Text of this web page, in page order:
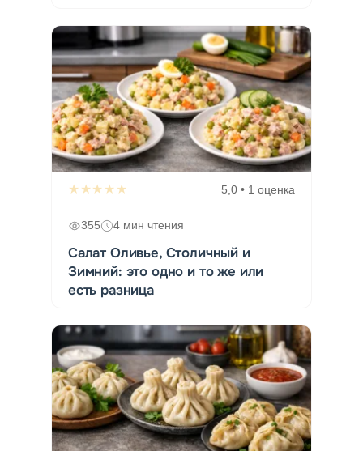
★★★★★ 5,0 • 1 оценка
355 4 мин чтения
Салат Оливье, Столичный и
Зимний: это одно и то же или
есть разница